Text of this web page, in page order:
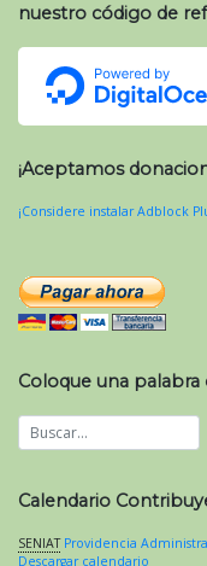
nuestro código de
¡Aceptamos
¡Considere instalar Adblock
Coloque una palabra
Calendario
SENIAT Providencia
Descargar calendario